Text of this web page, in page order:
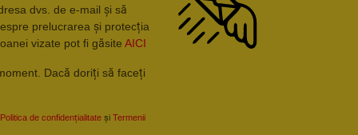
dvs. de e-mail și să
prelucrarea și protecția
vizate pot fi găsite AICI
Dacă doriți să faceți
Politica de confidențialitate și Termenii